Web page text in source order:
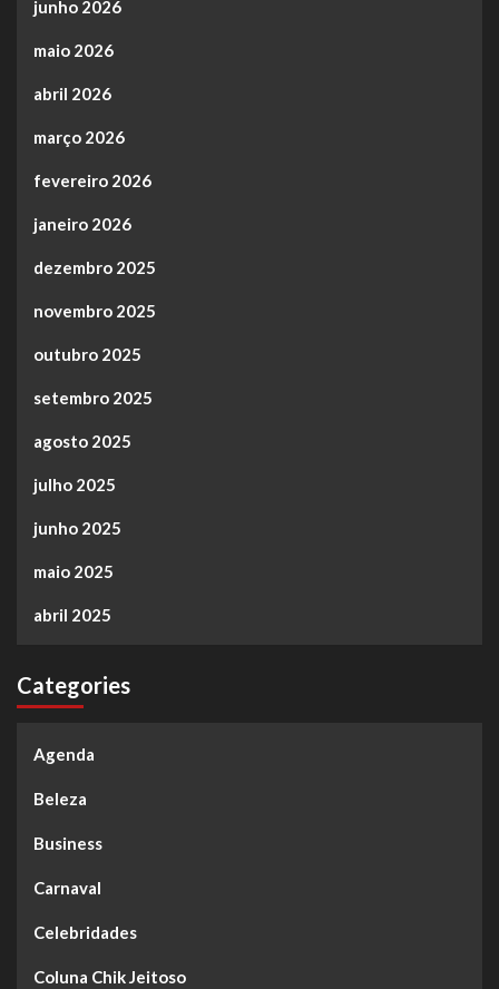
junho 2026
maio 2026
abril 2026
março 2026
fevereiro 2026
janeiro 2026
dezembro 2025
novembro 2025
outubro 2025
setembro 2025
agosto 2025
julho 2025
junho 2025
maio 2025
abril 2025
Categories
Agenda
Beleza
Business
Carnaval
Celebridades
Coluna Chik Jeitoso